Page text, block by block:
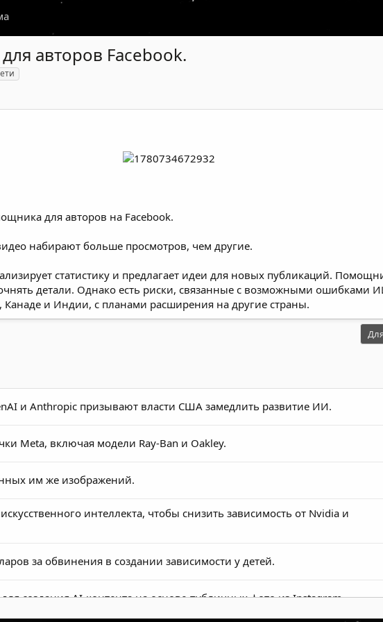
авторов Facebook.
для авторов на Facebook.
набирают больше просмотров, чем другие.
статистику и предлагает идеи для новых публикаций.
детали. Однако есть риски, связанные с возможными ошибками
и Индии, с планами расширения на другие страны.
и Anthropic призывают власти США замедлить развитие ИИ.
Meta, включая модели Ray-Ban и Oakley.
им же изображений.
интеллекта, чтобы снизить зависимость от Nvidia и
за обвинения в создании зависимости у детей.
создания AI-контента на основе публичных фото из Instagram.